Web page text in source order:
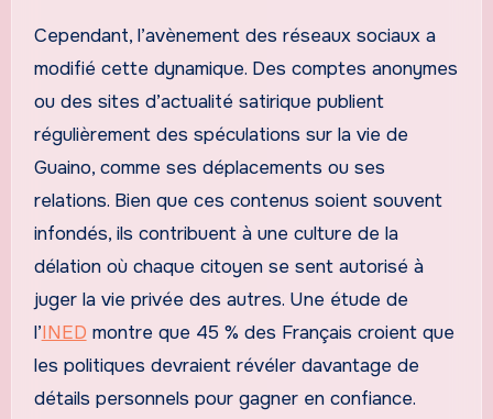
Cependant, l’avènement des réseaux sociaux a
modifié cette dynamique. Des comptes anonymes
ou des sites d’actualité satirique publient
régulièrement des spéculations sur la vie de
Guaino, comme ses déplacements ou ses
relations. Bien que ces contenus soient souvent
infondés, ils contribuent à une culture de la
délation où chaque citoyen se sent autorisé à
juger la vie privée des autres. Une étude de
l’INED montre que 45 % des Français croient que
les politiques devraient révéler davantage de
détails personnels pour gagner en confiance.